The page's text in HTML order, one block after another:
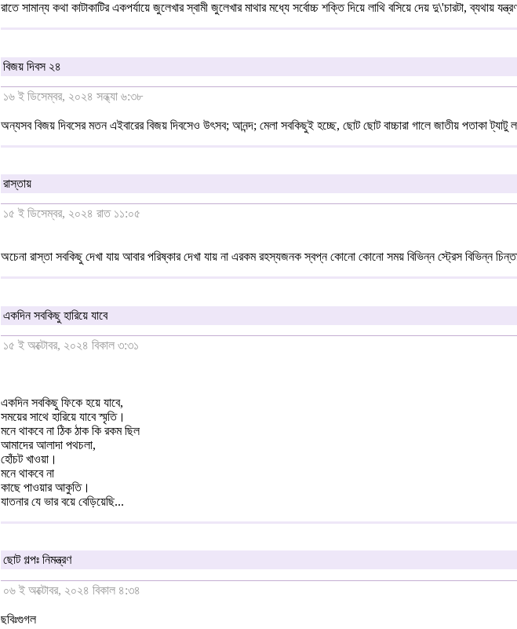
রাতে সামান্য কথা কাটাকাটির একপর্যায়ে জুলেখার স্বামী জুলেখার মাথার মধ্যে সর্বোচ্চ শক্তি দিয়ে লাথি বসিয়ে দেয় দু\'চারটা,
বিজয় দিবস ২৪
১৬ ই ডিসেম্বর, ২০২৪ সন্ধ্যা ৬:৩৮
অন্যসব বিজয় দিবসের মতন এইবারের বিজয় দিবসেও উৎসব; আনন্দ; মেলা সবকিছুই হচ্ছে, ছোট ছোট বাচ্চারা গালে জাতীয় পতাকা
রাস্তায়
১৫ ই ডিসেম্বর, ২০২৪ রাত ১১:০৫
অচেনা রাস্তা সবকিছু দেখা যায় আবার পরিষ্কার দেখা যায় না এরকম রহস্যজনক স্বপ্ন কোনো কোনো সময় বিভিন্ন স্ট্রেস বিভিন্ন
একদিন সবকিছু হারিয়ে যাবে
১৫ ই অক্টোবর, ২০২৪ বিকাল ৩:৩১
একদিন সবকিছু ফিকে হয়ে যাবে,
সময়ের সাথে হারিয়ে যাবে স্মৃতি।
মনে থাকবে না ঠিক ঠাক কি রকম ছিল
আমাদের আলাদা পথচলা,
হোঁচট খাওয়া।
মনে থাকবে না
কাছে পাওয়ার আকুতি।
যাতনার যে ভার বয়ে বেড়িয়েছি...
ছোট গল্পঃ নিমন্ত্রণ
০৬ ই অক্টোবর, ২০২৪ বিকাল ৪:৩৪
ছবিঃগুগল